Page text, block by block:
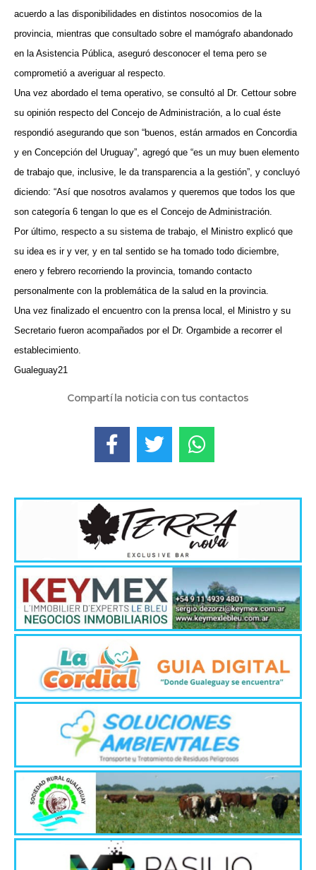
acuerdo a las disponibilidades en distintos nosocomios de la
provincia, mientras que consultado sobre el mamógrafo abandonado
en la Asistencia Pública, aseguró desconocer el tema pero se
comprometió a averiguar al respecto.
Una vez abordado el tema operativo, se consultó al Dr. Cettour sobre
su opinión respecto del Concejo de Administración, a lo cual éste
respondió asegurando que son “buenos, están armados en Concordia
y en Concepción del Uruguay”, agregó que “es un muy buen elemento
de trabajo que, inclusive, le da transparencia a la gestión”, y concluyó
diciendo: “Así que nosotros avalamos y queremos que todos los que
son categoría 6 tengan lo que es el Concejo de Administración.
Por último, respecto a su sistema de trabajo, el Ministro explicó que
su idea es ir y ver, y en tal sentido se ha tomado todo diciembre,
enero y febrero recorriendo la provincia, tomando contacto
personalmente con la problemática de la salud en la provincia.
Una vez finalizado el encuentro con la prensa local, el Ministro y su
Secretario fueron acompañados por el Dr. Orgambide a recorrer el
establecimiento.
Gualeguay21
Compartí la noticia con tus contactos